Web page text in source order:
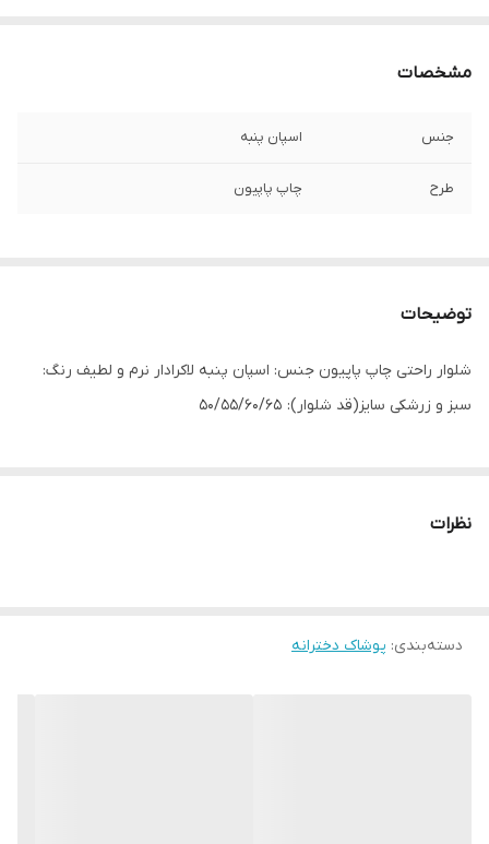
مشخصات
جنس اسپان پنبه
طرح چاپ پاپیون
توضیحات
شلوار راحتی چاپ پاپیون جنس: اسپان پنبه لاکرادار نرم و لطیف رنگ:
سبز و زرشکی سایز(قد شلوار): ۵۰/۵۵/۶۰/۶۵
نظرات
دسته‌بندی: پوشاک دخترانه